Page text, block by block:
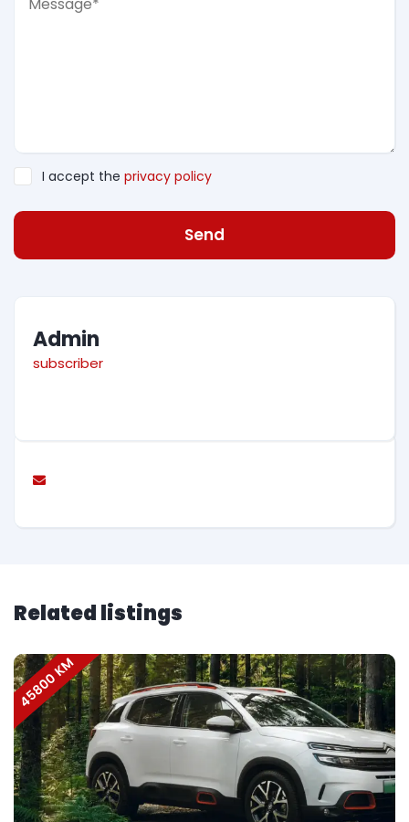
I accept the privacy policy
Send
Admin
subscriber
Related listings
45800 KM